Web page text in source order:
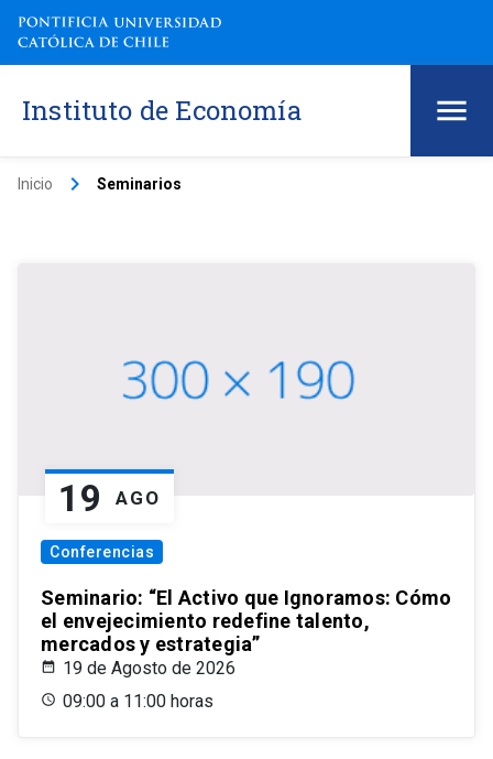
Instituto de Economía
Inicio keyboard_arrow_right Seminarios
19 AGO
Conferencias
Seminario: “El Activo que Ignoramos: Cómo
el envejecimiento redefine talento,
mercados y estrategia”
19 de Agosto de 2026
09:00 a 11:00 horas